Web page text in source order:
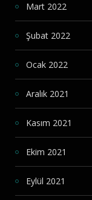
Mart 2022
Şubat 2022
Ocak 2022
Aralık 2021
Kasım 2021
Ekim 2021
Eylül 2021